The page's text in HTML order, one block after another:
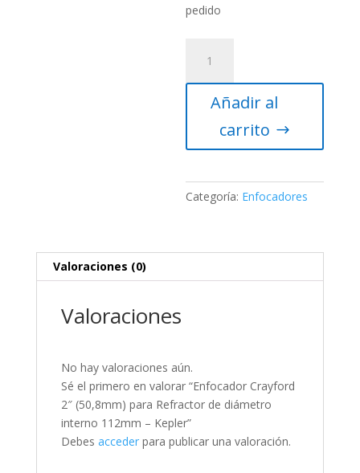
pedido
Crayford
2″
(50,8mm)
Refractor
interno
Kepler
Añadir al
carrito
Categoría: Enfocadores
Valoraciones (0)
Valoraciones
No hay valoraciones aún.
Sé el primero en valorar “Enfocador Crayford
2″ (50,8mm) para Refractor de diámetro
interno 112mm – Kepler”
Debes accederpara publicar una valoración.